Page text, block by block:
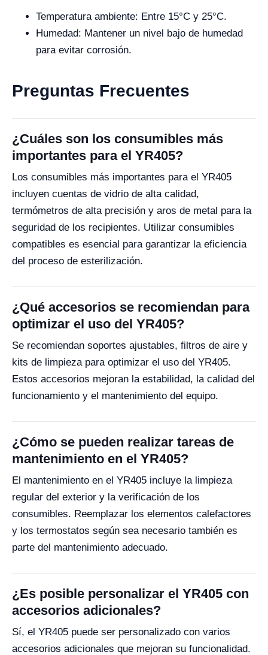
Temperatura ambiente: Entre 15°C y 25°C.
Humedad: Mantener un nivel bajo de humedad
para evitar corrosión.
Preguntas Frecuentes
¿Cuáles son los consumibles más
importantes para el YR405?
Los consumibles más importantes para el YR405
incluyen cuentas de vidrio de alta calidad,
termómetros de alta precisión y aros de metal para la
seguridad de los recipientes. Utilizar consumibles
compatibles es esencial para garantizar la eficiencia
del proceso de esterilización.
¿Qué accesorios se recomiendan para
optimizar el uso del YR405?
Se recomiendan soportes ajustables, filtros de aire y
kits de limpieza para optimizar el uso del YR405.
Estos accesorios mejoran la estabilidad, la calidad del
funcionamiento y el mantenimiento del equipo.
¿Cómo se pueden realizar tareas de
mantenimiento en el YR405?
El mantenimiento en el YR405 incluye la limpieza
regular del exterior y la verificación de los
consumibles. Reemplazar los elementos calefactores
y los termostatos según sea necesario también es
parte del mantenimiento adecuado.
¿Es posible personalizar el YR405 con
accesorios adicionales?
Sí, el YR405 puede ser personalizado con varios
accesorios adicionales que mejoran su funcionalidad.